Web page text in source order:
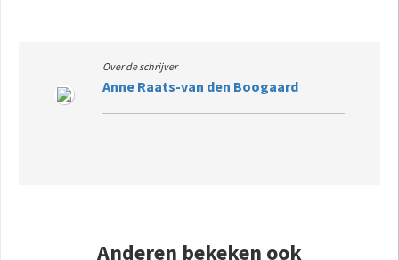
Over de schrijver
Anne Raats-van den Boogaard
Anderen bekeken ook